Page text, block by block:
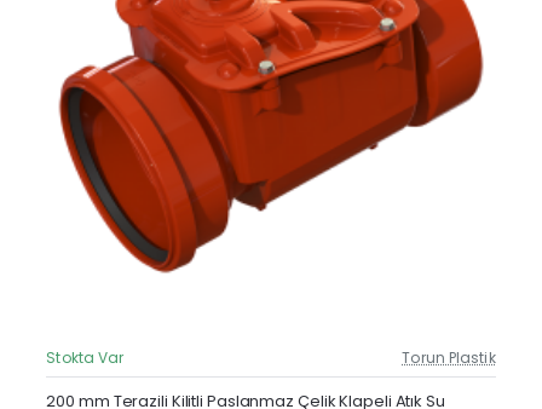
Güncel Fiyat
Stokta Var Torun Plastik
200 mm Terazili Kilitli Paslanmaz Çelik Klapeli Atık Su